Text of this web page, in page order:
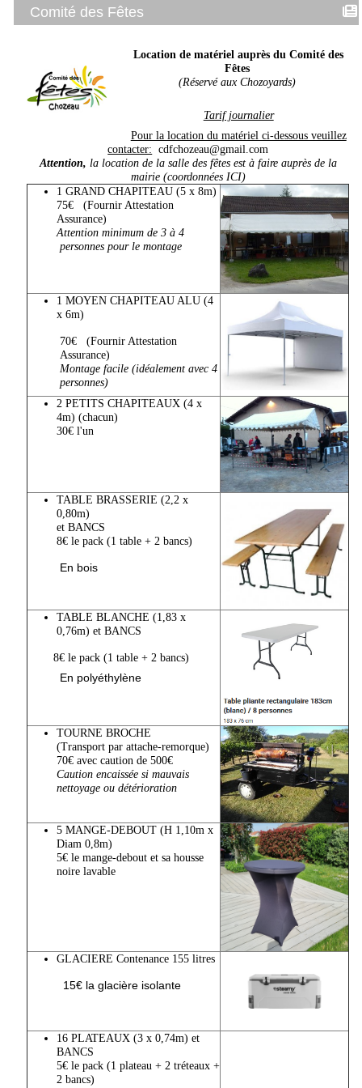
Comité des Fêtes
Location de matériel auprès du Comité des
Fêtes
(Réservé aux Chozoyards)
Tarif journalier
Pour la location du matériel ci-dessous veuillez
contacter: cdfchozeau@gmail.com
Attention, la location de la salle des fêtes est à faire auprès de la
mairie (coordonnées ICI)
1 GRAND CHAPITEAU (5 x 8m)
75€ (Fournir Attestation
Assurance)
Attention minimum de 3 à 4
personnes pour le montage
1 MOYEN CHAPITEAU ALU (4
x 6m)
70€ (Fournir Attestation
Assurance)
Montage facile (idéalement avec 4
personnes)
2 PETITS CHAPITEAUX (4 x
4m) (chacun)
30€ l'un
TABLE BRASSERIE (2,2 x
0,80m)
et BANCS
8€ le pack (1 table + 2 bancs)
En bois
TABLE BLANCHE (1,83 x
0,76m) et BANCS
8€ le pack (1 table + 2 bancs)
En polyéthylène
TOURNE BROCHE
(Transport par attache-remorque)
70€ avec caution de 500€
Caution encaissée si mauvais
nettoyage ou détérioration
5 MANGE-DEBOUT (H 1,10m x
Diam 0,8m)
5€ le mange-debout et sa housse
noire lavable
GLACIERE Contenance 155 litres
15€ la glacière isolante
16 PLATEAUX (3 x 0,74m) et
BANCS
5€ le pack (1 plateau + 2 tréteaux +
2 bancs)